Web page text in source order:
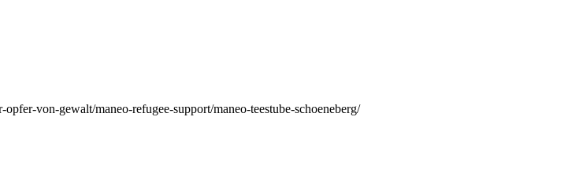
von-gewalt/maneo-refugee-support/maneo-teestube-schoeneberg/